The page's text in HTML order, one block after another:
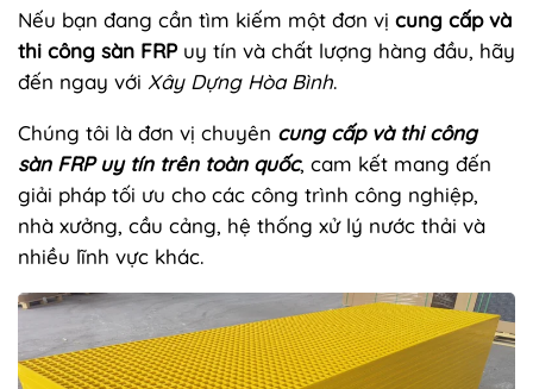
Nếu bạn đang cần tìm kiếm một đơn vị cung cấp và
thi công sàn FRPuy tín và chất lượng hàng đầu, hãy
đến ngay với Xây Dựng Hòa Bình.
Chúng tôi là đơn vị chuyên cung cấp và thi công
sàn FRP uy tín trên toàn quốc, cam kết mang đến
giải pháp tối ưu cho các công trình công nghiệp,
nhà xưởng, cầu cảng, hệ thống xử lý nước thải và
nhiều lĩnh vực khác.